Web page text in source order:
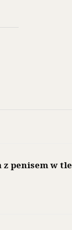
penisem w tle